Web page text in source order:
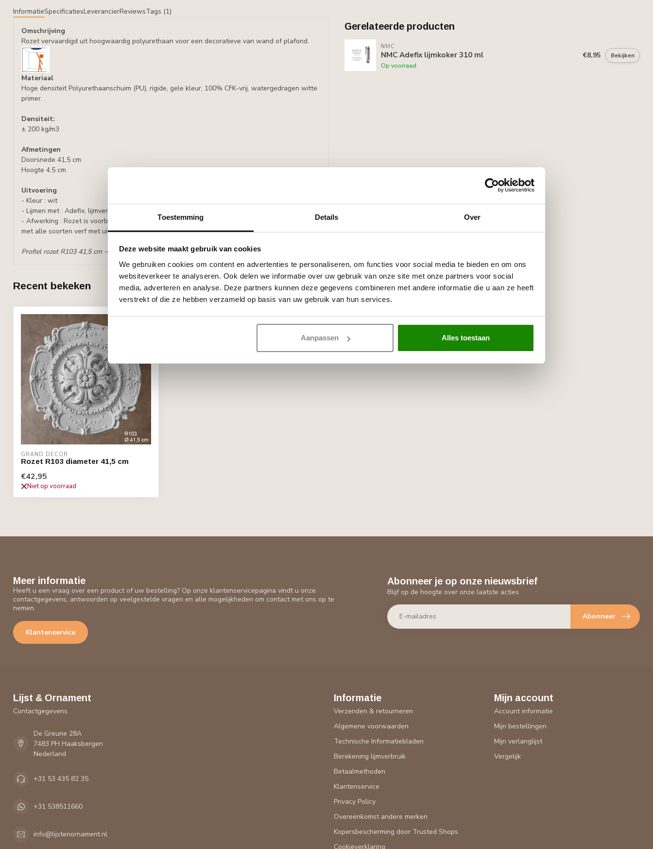
Toestemming Details Over
Deze website maakt gebruik van cookies
We gebruiken cookies om content en advertenties te personaliseren, om functies voor social media te bieden en om ons
websiteverkeer te analyseren. Ook delen we informatie over uw gebruik van onze site met onze partners voor social
media, adverteren en analyse. Deze partners kunnen deze gegevens combineren met andere informatie die u aan ze heeft
verstrekt of die ze hebben verzameld op basis van uw gebruik van hun services.
Aanpassen Alles toestaan
InformatieSpecificatiesLeverancierReviewsTags (1)
Omschrijving
Rozet vervaardigd uit hoogwaardig polyurethaan voor een decoratieve van wand of plafond.
Materiaal
Hoge densiteit Polyurethaanschuim (PU), rigide, gele kleur, 100% CFK-vrij, watergedragen witte
primer.
Densiteit:
± 200 kg/m3
Afmetingen
Doorsnede 41,5 cm
Hoogte 4,5 cm
Uitvoering
- Kleur : wit
- Lijmen met : Adefix, lijmverbruik: 70 ml/stuk.
- Afwerking : Rozet is voorbehandeld met een watergedragen witte primer, overschilderbaar
met alle soorten verf met uitzondering van silicaathoudende verven.
Profiel rozet R103 41,5 cm ~ Profiel rozet Arstyl R6 42,0 cm
Gerelateerde producten
NMC
NMC Adefix lijmkoker 310 ml
Op voorraad
€8,95 Bekijken
Recent bekeken
GRAND DECOR
Rozet R103 diameter 41,5 cm
€42,95
Niet op voorraad
Meer informatie
Heeft u een vraag over een product of uw bestelling? Op onze klantenservicepagina vindt u onze
contactgegevens, antwoorden op veelgestelde vragen en alle mogelijkheden om contact met ons op te
nemen.
Klantenservice
Abonneer je op onze nieuwsbrief
Blijf op de hoogte over onze laatste acties
Abonneer
Lijst & Ornament
Contactgegevens
De Greune 28A
7483 PH Haaksbergen
Nederland
+31 53 435 82 35
+31 538511660
info@lijstenornament.nl
Informatie
Verzenden & retourneren
Algemene voorwaarden
Technische Informatiebladen
Berekening lijmverbruik
Betaalmethoden
Klantenservice
Privacy Policy
Overeenkomst andere merken
Kopersbescherming door Trusted Shops
Cookieverklaring
Mijn account
Account informatie
Mijn bestellingen
Mijn verlanglijst
Vergelijk